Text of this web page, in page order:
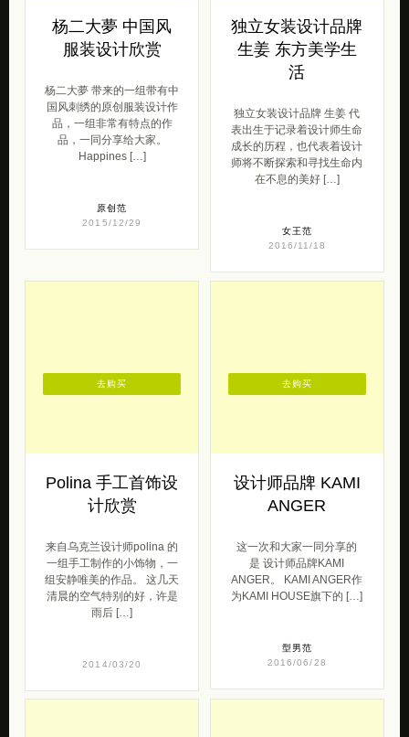
杨二大夢 中国风
服装设计欣赏
杨二大夢 带来的一组带有中
国风刺绣的原创服装设计作
品，一组非常有特点的作
品，一同分享给大家。
Happines […]
原创范
2015/12/29
独立女装设计品牌
生姜 东方美学生
活
独立女装设计品牌 生姜 代
表出生于记录着设计师生命
成长的历程，也代表着设计
师将不断探索和寻找生命内
在不息的美好 […]
女王范
2016/11/18
Polina 手工首饰设
计欣赏
来自乌克兰设计师polina 的
一组手工制作的小饰物，一
组安静唯美的作品。 这几天
清晨的空气特别的好，许是
雨后 […]
2014/03/20
去购买
设计师品牌 KAMI
ANGER
这一次和大家一同分享的
是 设计师品牌KAMI
ANGER。 KAMI ANGER作
为KAMI HOUSE旗下的 […]
型男范
2016/06/28
去购买